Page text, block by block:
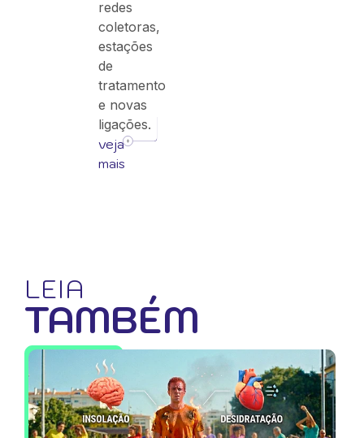
redes
coletoras,
estações
de
tratamento
e novas
ligações.
veja
mais
LEIA
TAMBÉM